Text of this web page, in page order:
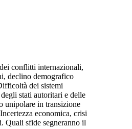
conflitti internazionali,
declino demografico
dei sistemi
stati autoritari e delle
unipolare in transizione
economica, crisi
Quali sfide segneranno il